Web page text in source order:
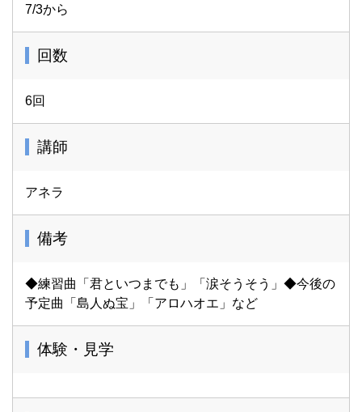
7/3から
回数
6回
講師
アネラ
備考
◆練習曲「君といつまでも」「涙そうそう」◆今後の
予定曲「島人ぬ宝」「アロハオエ」など
体験・見学